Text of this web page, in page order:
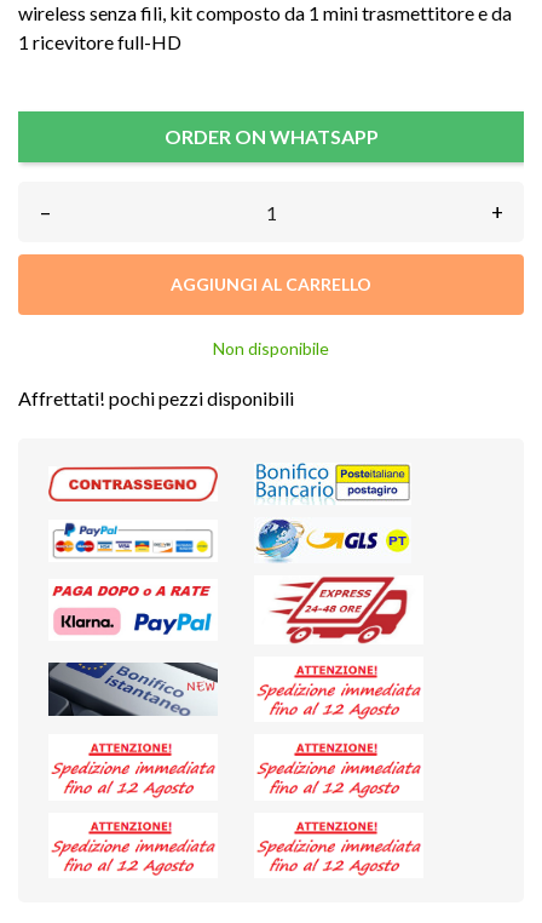
wireless senza fili, kit composto da 1 mini trasmettitore e da
1 ricevitore full-HD
ORDER ON WHATSAPP
– +
AGGIUNGI AL CARRELLO
Non disponibile
Affrettati! pochi pezzi disponibili